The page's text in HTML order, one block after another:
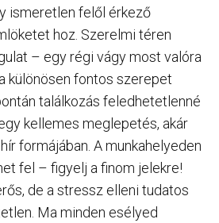
ismeretlen felől érkező
hoz. Szerelmi téren
– egy régi vágy most valóra
különösen fontos szerepet
találkozás feledhetetlenné
kellemes meglepetés, akár
formájában. A munkahelyeden
fel – figyelj a finom jelekre!
de a stressz elleni tudatos
Ma minden esélyed